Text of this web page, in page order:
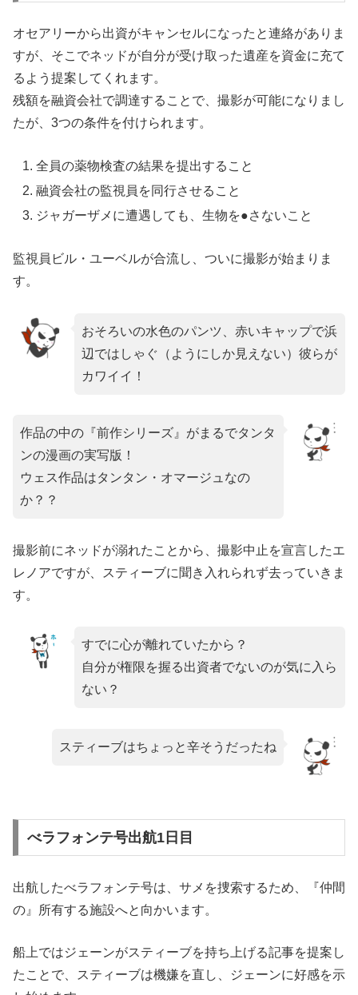
オセアリーから出資がキャンセルになったと連絡がありま
すが、そこでネッドが自分が受け取った遺産を資金に充て
るよう提案してくれます。
残額を融資会社で調達することで、撮影が可能になりまし
たが、3つの条件を付けられます。
全員の薬物検査の結果を提出すること
融資会社の監視員を同行させること
ジャガーザメに遭遇しても、生物を●さないこと
監視員ビル・ユーベルが合流し、ついに撮影が始まりま
す。
おそろいの水色のパンツ、赤いキャップで浜
辺ではしゃぐ（ようにしか見えない）彼らが
カワイイ！
作品の中の『前作シリーズ』がまるでタンタ
ンの漫画の実写版！
ウェス作品はタンタン・オマージュなの
か？？
撮影前にネッドが溺れたことから、撮影中止を宣言したエ
レノアですが、スティーブに聞き入れられず去っていきま
す。
すでに心が離れていたから？
自分が権限を握る出資者でないのが気に入ら
ない？
スティーブはちょっと辛そうだったね
べラフォンテ号出航1日目
出航したべラフォンテ号は、サメを捜索するため、『仲間
の』所有する施設へと向かいます。
船上ではジェーンがスティーブを持ち上げる記事を提案し
たことで、スティーブは機嫌を直し、ジェーンに好感を示